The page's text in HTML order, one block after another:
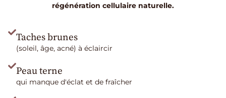
régénération cellulaire naturelle.
Taches brunes
(soleil, âge, acné) à éclaircir
Peau terne
qui manque d'éclat et de fraîcher